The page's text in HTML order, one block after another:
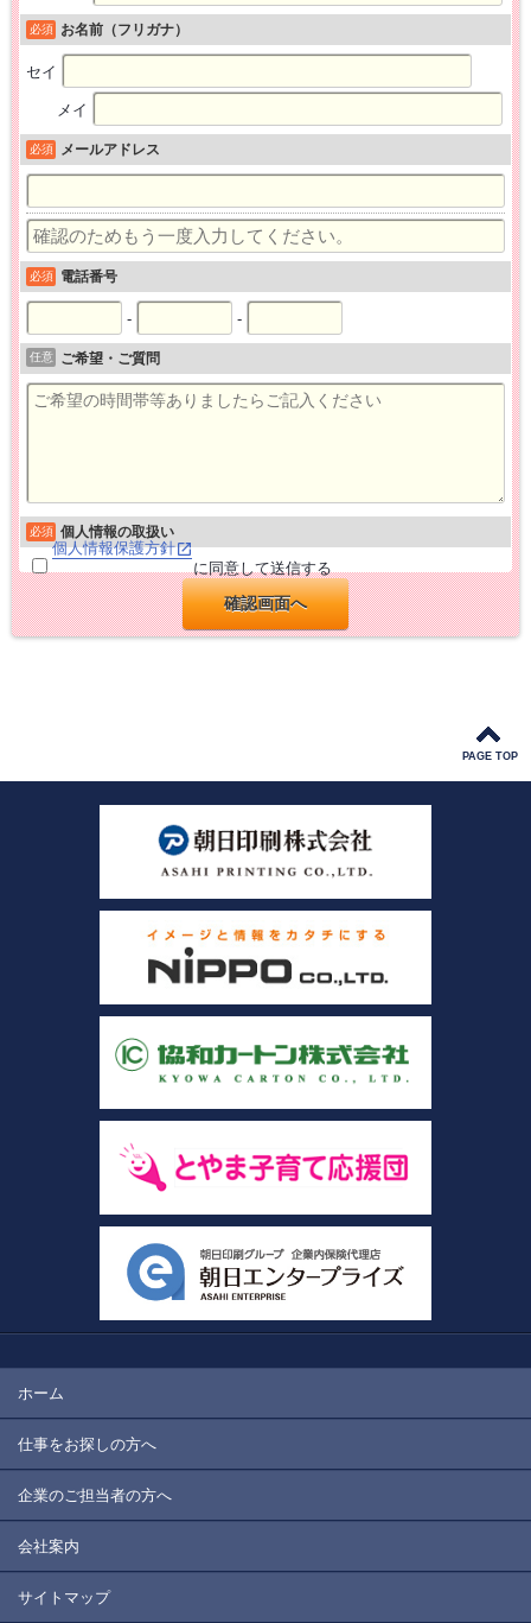
必須 お名前（フリガナ）
セイ
メイ
必須 メールアドレス
必須 電話番号
- -
任意 ご希望・ご質問
必須 個人情報の取扱い
に同意して送信する
個人情報保護方針
PAGE TOP
ホーム
仕事をお探しの方へ
企業のご担当者の方へ
会社案内
サイトマップ